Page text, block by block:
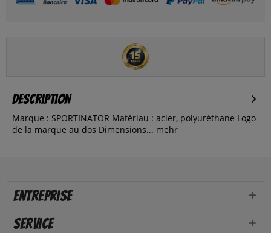
Description
Marque : SPORTINATOR Matériau : acier, polyuréthane Logo
de la marque au dos Dimensions... mehr
Entreprise
Service